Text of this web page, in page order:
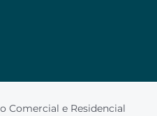
Comercial e Residencial